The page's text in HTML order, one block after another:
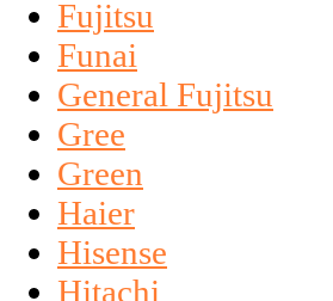
Fujitsu
Funai
General Fujitsu
Gree
Green
Haier
Hisense
Hitachi